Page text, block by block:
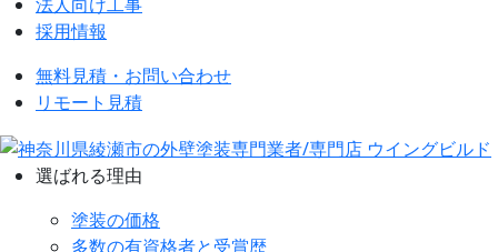
採用情報
無料見積・お問い合わせ
リモート見積
選ばれる理由
塗装の価格
多数の有資格者と受賞歴